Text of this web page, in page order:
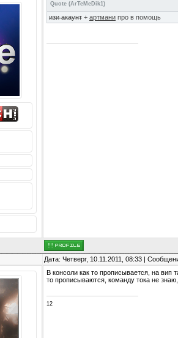
Quote (ArTeMeDik1)
изи акаунт + артмани про в помощь
Дата: Четверг, 10.11.2011, 08:33 |
В консоли как то прописывается, на вип
то прописываются, команду тока не
12